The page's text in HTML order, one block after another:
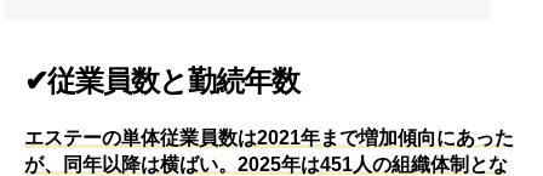
✔従業員数と勤続年数
エステーの単体従業員数は2021年まで増加傾向にあった
が、同年以降は横ばい。2025年は451人の組織体制とな